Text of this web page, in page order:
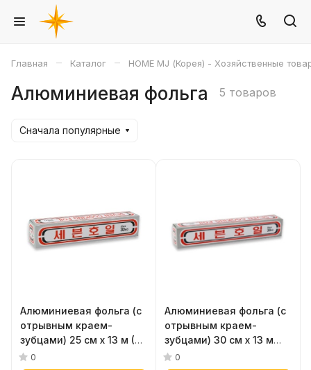
Главная – Каталог – HOME MJ (Корея) - Хозяйственные
Алюминиевая фольга 5 товаров
Сначала популярные
Алюминиевая фольга (с
отрывным краем-
зубцами) 25 см х 13 м (30
НО)
0
Алюминиевая фольга (с
отрывным краем-
зубцами) 30 см х 13 м
(30 НО)
0